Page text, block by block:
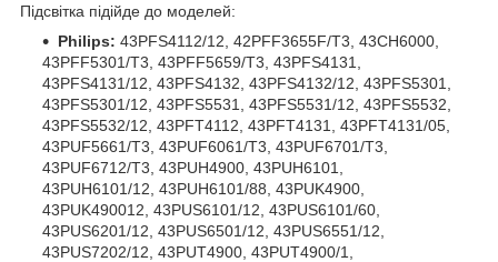
Підсвітка підійде до моделей:
Philips: 43PFS4112/12, 42PFF3655F/T3, 43CH6000,
43PFF5301/T3, 43PFF5659/T3, 43PFS4131,
43PFS4131/12, 43PFS4132, 43PFS4132/12, 43PFS5301,
43PFS5301/12, 43PFS5531, 43PFS5531/12, 43PFS5532,
43PFS5532/12, 43PFT4112, 43PFT4131, 43PFT4131/05,
43PUF5661/T3, 43PUF6061/T3, 43PUF6701/T3,
43PUF6712/T3, 43PUH4900, 43PUH6101,
43PUH6101/12, 43PUH6101/88, 43PUK4900,
43PUK490012, 43PUS6101/12, 43PUS6101/60,
43PUS6201/12, 43PUS6501/12, 43PUS6551/12,
43PUS7202/12, 43PUT4900, 43PUT4900/1,